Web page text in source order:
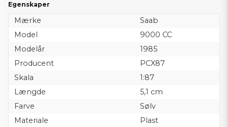
Egenskaper
Mærke
Saab
Model
9000 CC
Modelår
1985
Producent
PCX87
Skala
1:87
Længde
5,1 cm
Farve
Sølv
Materiale
Plast